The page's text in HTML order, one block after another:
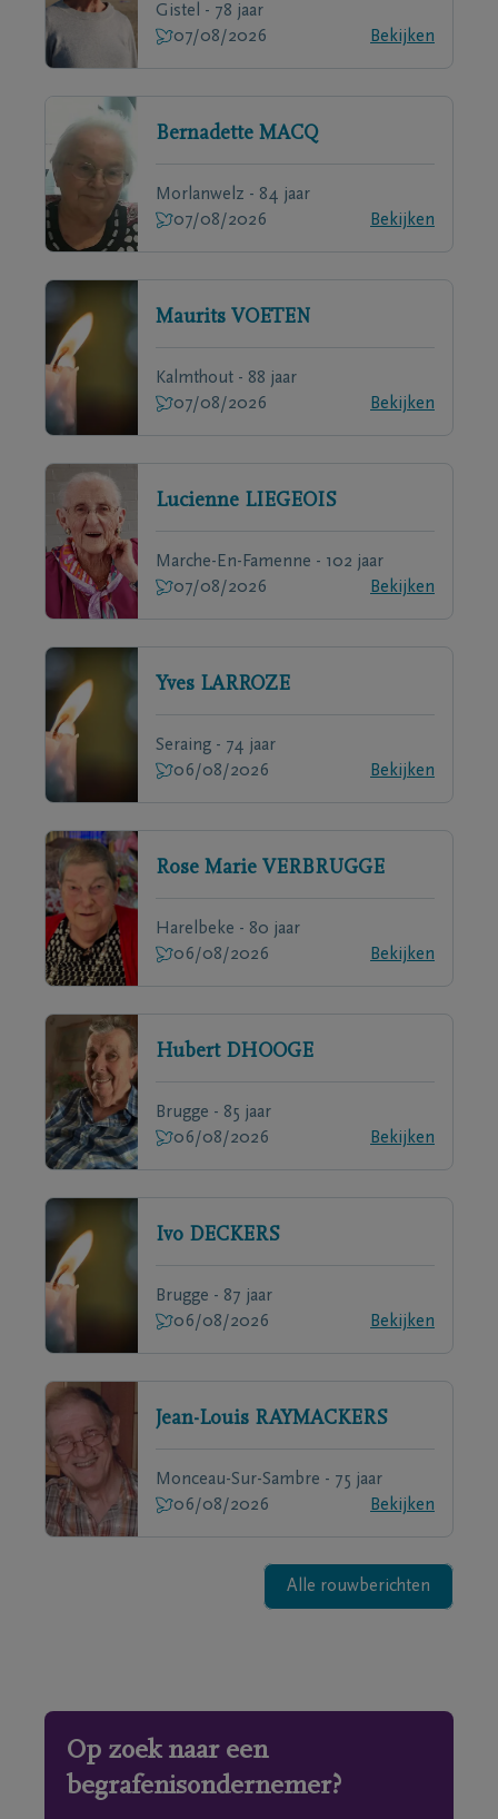
Gistel - 78 jaar
07/08/2026
Bekijken
Bernadette MACQ
Morlanwelz - 84 jaar
07/08/2026
Bekijken
Maurits VOETEN
Kalmthout - 88 jaar
07/08/2026
Bekijken
Lucienne LIEGEOIS
Marche-En-Famenne - 102 jaar
07/08/2026
Bekijken
Yves LARROZE
Seraing - 74 jaar
06/08/2026
Bekijken
Rose Marie VERBRUGGE
Harelbeke - 80 jaar
06/08/2026
Bekijken
Hubert DHOOGE
Brugge - 85 jaar
06/08/2026
Bekijken
Ivo DECKERS
Brugge - 87 jaar
06/08/2026
Bekijken
Jean-Louis RAYMACKERS
Monceau-Sur-Sambre - 75 jaar
06/08/2026
Bekijken
Alle rouwberichten
Op zoek naar een
begrafenisondernemer?